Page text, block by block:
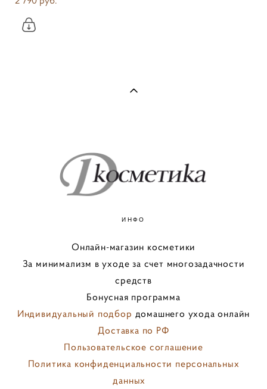
ИНФО
Онлайн-магазин косметики
За минимализм в уходе за счет многозадачности
средств
Бонусная программа
Индивидуальный подбор домашнего ухода онлайн
Доставка по РФ
Пользовательское соглашение
Политика конфиденциальности персональных
данных